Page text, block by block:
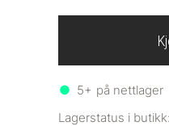
5+ på nettlager